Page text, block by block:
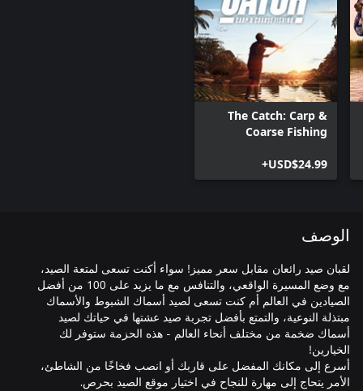
The Catch: Carp &
Coarse Fishing
USD$24.99+
الوصف
لقبان صيد رائعان مقابل سعر مميز! سواء أكنت تسعى لمتعة الصيد،
مع وضع المسيرة الواقعي، والتنافس مع ما يزيد على 100 من أفضل
الصيادين في العالم أم كنت تسعى لصيد أسماك الشبوط والأسماك
مبتذلة النوعية، والتمتع بأفضل تجربة صيد عشتها في حياتك لصيد
أسماك ضخمة من مختلف أنحاء العالم - هذه الحزمة ستوفر لك
أسرع إلى مكانك المفضل على قاربك أو انصب فخاخًا من الشاطئ،